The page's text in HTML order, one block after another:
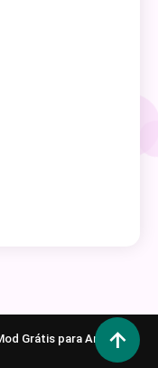
Grátis para Android